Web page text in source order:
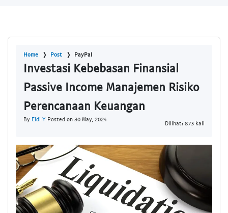
Home Post PayPal
Investasi Kebebasan Finansial
Passive Income Manajemen Risiko
Perencanaan Keuangan
By Eldi Y Posted on 30 May, 2024
Dilihat: 873 kali